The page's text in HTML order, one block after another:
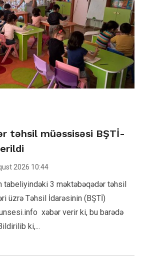
təhsil müəssisəsi BŞTİ-
2026 10:44
tabeliyindəki 3 məktəbəqədər təhsil
üzrə Təhsil İdarəsinin (BŞTİ)
xəbər verir ki, bu barədə
ki,...